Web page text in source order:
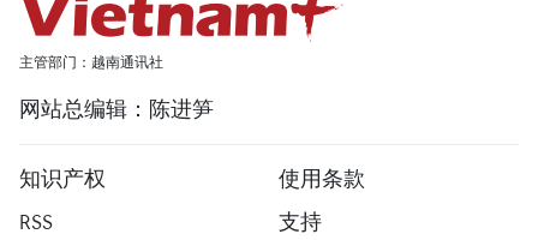
主管部门：越南通讯社
网站总编辑：陈进笋
知识产权
使用条款
RSS
支持